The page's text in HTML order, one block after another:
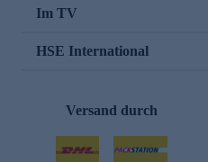
Im TV
HSE International
Versand durch